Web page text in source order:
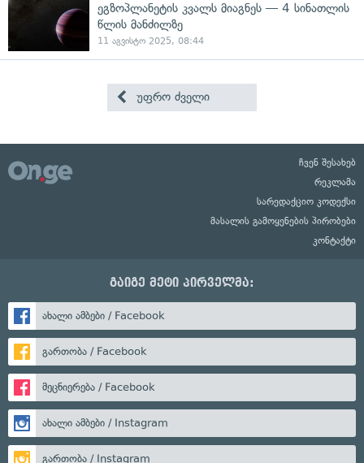
ეგზოპლანეტის კვალს მიაგნეს — 4 სინათლის
წლის მანძილზე
11 აგვისტო 2025, 08:44
უფრო ძველი
ჩვენ შესახებ
რეკლამა
სარედაქციო კოდექსი
მასალის გამოყენების პირობები
კონტაქტი
გაიგე მეტი პირველმა:
ახალი ამბები / Facebook
გართობა / Facebook
მეცნიერება / Facebook
ახალი ამბები / Instagram
გართობა / Instagram